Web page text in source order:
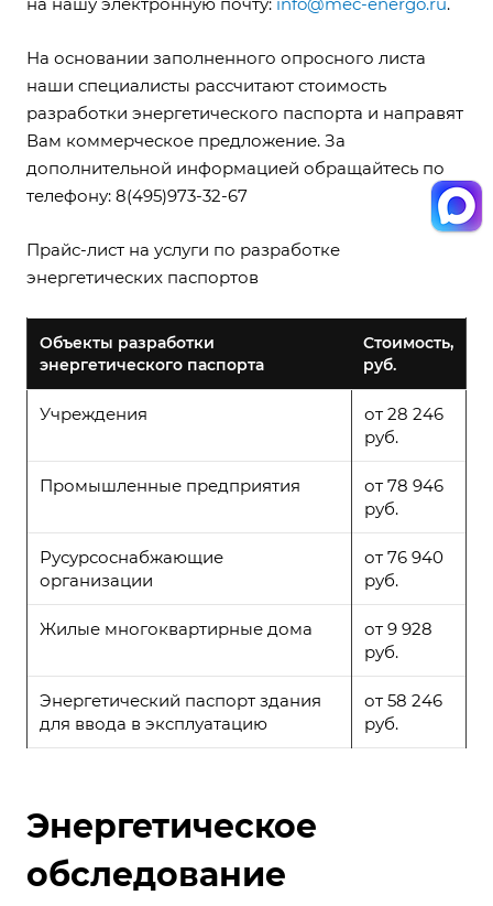
На основании заполненного опросного листа
наши специалисты рассчитают стоимость
разработки энергетического паспорта и направят
Вам коммерческое предложение. За
дополнительной информацией обращайтесь по
телефону: 8(495)973-32-67
Прайс-лист на услуги по разработке
энергетических паспортов
Объекты разработки
энергетического паспорта
Стоимость,
руб.
Учреждения
от 28 246
руб.
Промышленные предприятия
от 78 946
руб.
Русурсоснабжающие
организации
от 76 940
руб.
Жилые многоквартирные дома
от 9 928
руб.
Энергетический паспорт здания
для ввода в эксплуатацию
от 58 246
руб.
Энергетическое
обследование